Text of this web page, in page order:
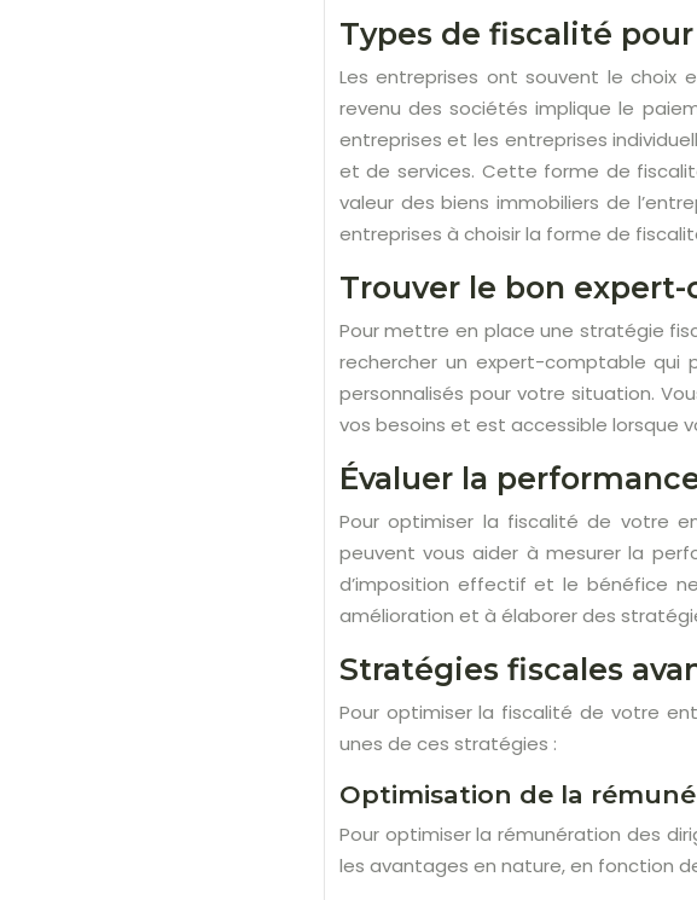
Types de fiscalité
Les entreprises ont souvent le choix
revenu des sociétés implique le
entreprises et les entreprises
et de services. Cette forme de
valeur des biens immobiliers de
entreprises à choisir la forme de
Trouver le bon
Pour mettre en place une stratégie
rechercher un expert-comptable qui
personnalisés pour votre situation.
vos besoins et est accessible lorsque
Évaluer la
Pour optimiser la fiscalité de votre
peuvent vous aider à mesurer la
d’imposition effectif et le bénéfice
amélioration et à élaborer des
Stratégies fiscales
Pour optimiser la fiscalité de votre
unes de ces stratégies :
Optimisation de la
Pour optimiser la rémunération des
les avantages en nature, en fonction